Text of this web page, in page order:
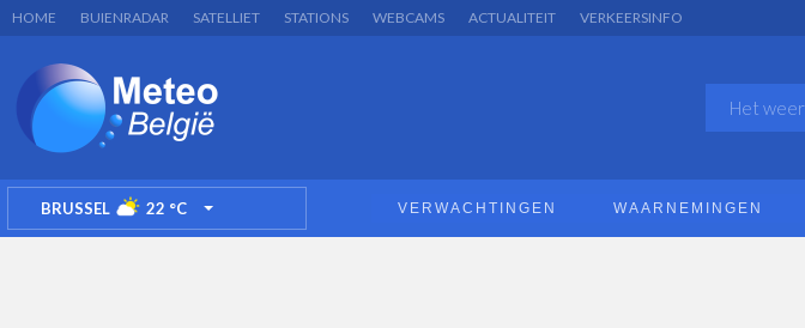
HOME BUIENRADAR SATELLIET STATIONS WEBCAMS ACTUALITEIT VERKEERSINFO
BRUSSEL 22 °C TOGGLE DROPDOWN VERWACHTINGEN WAARNEMINGEN